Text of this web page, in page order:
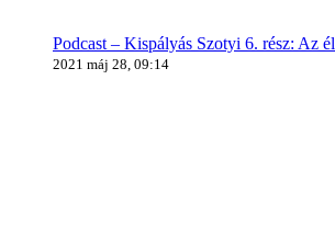
Podcast – Kispályás Szotyi 6. rész: Az
2021 máj 28, 09:14